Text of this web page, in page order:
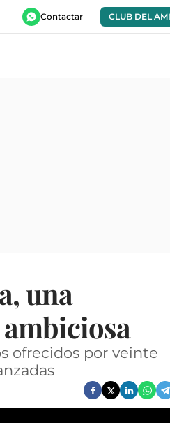
Contactar CLUB DEL
una
ofrecidos por veinte